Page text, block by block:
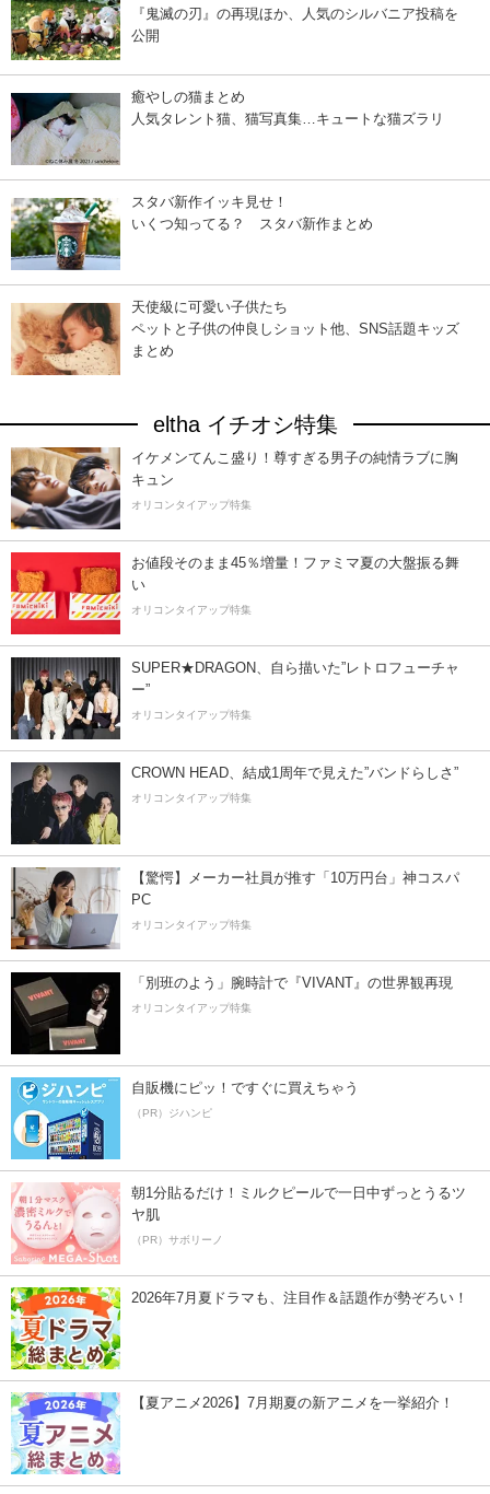
『鬼滅の刃』の再現ほか、人気のシルバニア投稿を
公開
癒やしの猫まとめ
人気タレント猫、猫写真集…キュートな猫ズラリ
スタバ新作イッキ見せ！
いくつ知ってる？ スタバ新作まとめ
天使級に可愛い子供たち
ペットと子供の仲良しショット他、SNS話題キッズ
まとめ
eltha イチオシ特集
イケメンてんこ盛り！尊すぎる男子の純情ラブに胸
キュン
オリコンタイアップ特集
お値段そのまま45％増量！ファミマ夏の大盤振る舞
い
オリコンタイアップ特集
SUPER★DRAGON、自ら描いた”レトロフューチャ
ー”
オリコンタイアップ特集
CROWN HEAD、結成1周年で見えた”バンドらしさ”
オリコンタイアップ特集
【驚愕】メーカー社員が推す「10万円台」神コスパ
PC
オリコンタイアップ特集
「別班のよう」腕時計で『VIVANT』の世界観再現
オリコンタイアップ特集
自販機にピッ！ですぐに買えちゃう
（PR）ジハンピ
朝1分貼るだけ！ミルクピールで一日中ずっとうるツ
ヤ肌
（PR）サボリーノ
2026年7月夏ドラマも、注目作＆話題作が勢ぞろい！
【夏アニメ2026】7月期夏の新アニメを一挙紹介！